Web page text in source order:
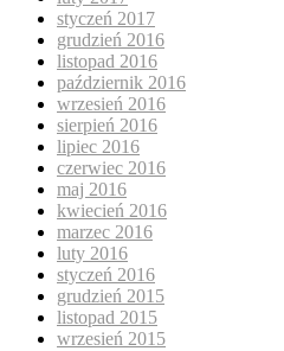
styczeń 2017
grudzień 2016
listopad 2016
październik 2016
wrzesień 2016
sierpień 2016
lipiec 2016
czerwiec 2016
maj 2016
kwiecień 2016
marzec 2016
luty 2016
styczeń 2016
grudzień 2015
listopad 2015
wrzesień 2015